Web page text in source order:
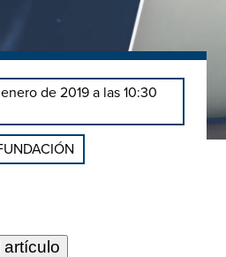
de 2019 a las 10:30
artículo